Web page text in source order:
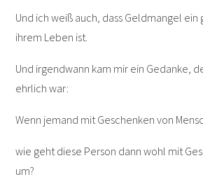
Und ich weiß auch, dass Geldmangel ein
ihrem Leben ist.
Und irgendwann kam mir ein Gedanke,
ehrlich war:
Wenn jemand mit Geschenken von
wie geht diese Person dann wohl mit
um?